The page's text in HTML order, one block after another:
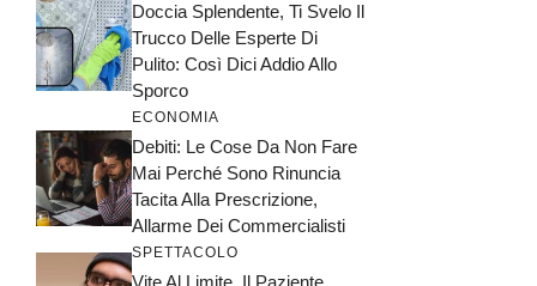
Doccia Splendente, Ti Svelo Il
Trucco Delle Esperte Di
Pulito: Così Dici Addio Allo
Sporco
ECONOMIA
Debiti: Le Cose Da Non Fare
Mai Perché Sono Rinuncia
Tacita Alla Prescrizione,
Allarme Dei Commercialisti
SPETTACOLO